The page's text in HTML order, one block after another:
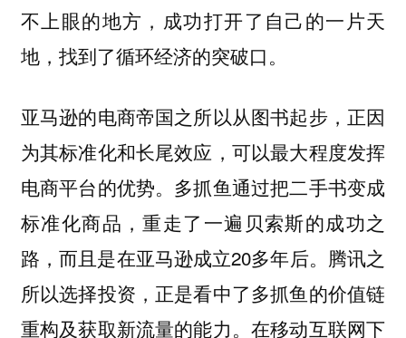
不上眼的地方，成功打开了自己的一片天
地，找到了循环经济的突破口。
亚马逊的电商帝国之所以从图书起步，正因
为其标准化和长尾效应，可以最大程度发挥
电商平台的优势。多抓鱼通过把二手书变成
标准化商品，重走了一遍贝索斯的成功之
路，而且是在亚马逊成立20多年后。 腾讯之
所以选择投资，正是看中了多抓鱼的价值链
重构及获取新流量的能力。在移动互联网下